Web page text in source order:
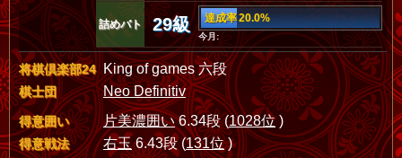
詰めバト 29級 達成率 20.0%
今月:
将棋倶楽部24 King of games 六段
棋士団 Neo Definitiv
得意囲い 片美濃囲い6.34段 (1028位)
得意戦法 右玉6.43段 (131位)